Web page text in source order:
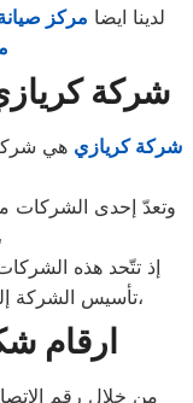
لدينا ايضا مركز
شركة
شركة كريازي هي شركة
وتعدّ إحدى الشركات
إذ تتّحد هذه
تأسيس الشركة إلى عام 1938م على يد لي بيونغ تشول،
ارقام
من خلال رقم